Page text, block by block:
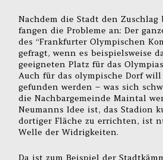
Nachdem die Stadt den Zuschlag
fangen die Probleme an: Der
des “Frankfurter Olympischen
gefragt, wenn es beispielsweise
geeigneten Platz für das
Auch für das olympische Dorf
gefunden werden – was sich
die Nachbargemeinde Maintal
Neumanns Idee ist, das Stadion
dortiger Fläche zu errichten, ist
Welle der Widrigkeiten.
Da ist zum Beispiel der